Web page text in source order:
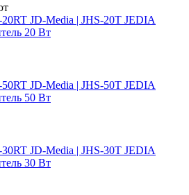
JD-Media | JHS-20T JEDIA
20 Вт
JD-Media | JHS-50T JEDIA
50 Вт
JD-Media | JHS-30T JEDIA
30 Вт